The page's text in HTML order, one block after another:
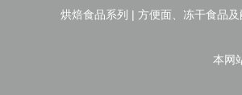
烘焙食品系列 | 方便面、冻干食品
本网